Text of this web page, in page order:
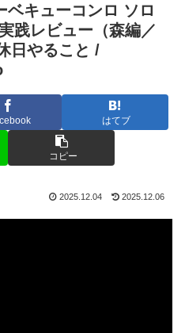
キューコンロ ソロ
践レビュー（森編／
日やること /
はてブ
コピー
2025.12.04 2025.12.06